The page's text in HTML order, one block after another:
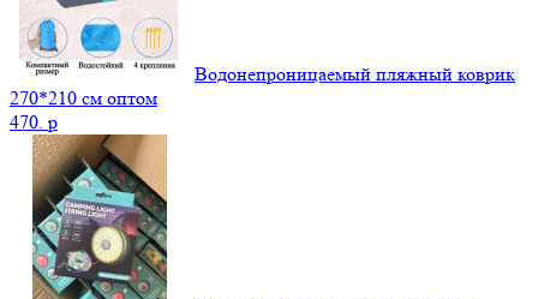
Водонепроницаемый пляжный коврик
270*210 см оптом
470. p